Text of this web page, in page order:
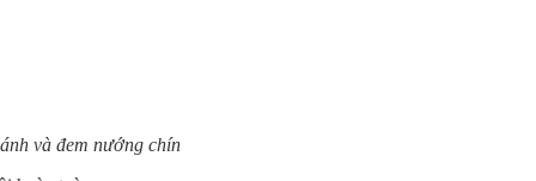
và đem nướng chín